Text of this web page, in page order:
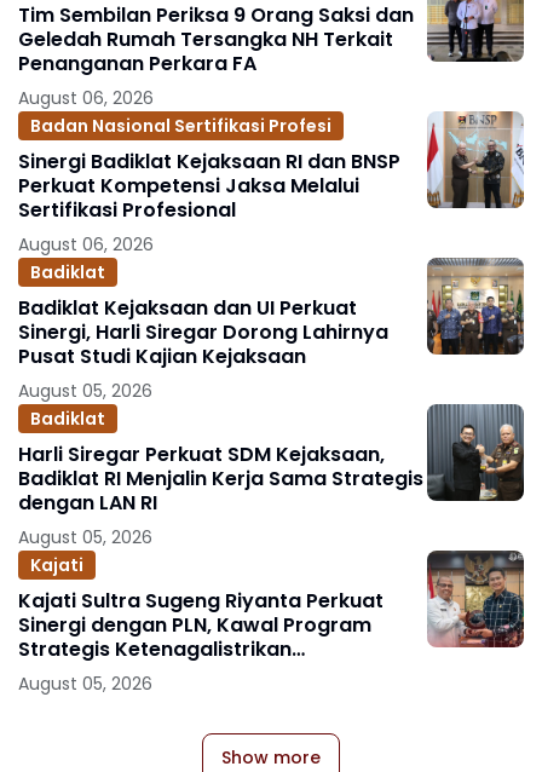
Tim Sembilan Periksa 9 Orang Saksi dan
Geledah Rumah Tersangka NH Terkait
Penanganan Perkara FA
August 06, 2026
Badan Nasional Sertifikasi Profesi
Sinergi Badiklat Kejaksaan RI dan BNSP
Perkuat Kompetensi Jaksa Melalui
Sertifikasi Profesional
August 06, 2026
Badiklat
Badiklat Kejaksaan dan UI Perkuat
Sinergi, Harli Siregar Dorong Lahirnya
Pusat Studi Kajian Kejaksaan
August 05, 2026
Badiklat
Harli Siregar Perkuat SDM Kejaksaan,
Badiklat RI Menjalin Kerja Sama Strategis
dengan LAN RI
August 05, 2026
Kajati
Kajati Sultra Sugeng Riyanta Perkuat
Sinergi dengan PLN, Kawal Program
Strategis Ketenagalistrikan
Berlandaskan Kepastian Hukum
August 05, 2026
Show more